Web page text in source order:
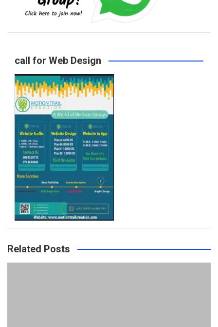
b
o
k
r
a
m
call for Web Design
Related Posts